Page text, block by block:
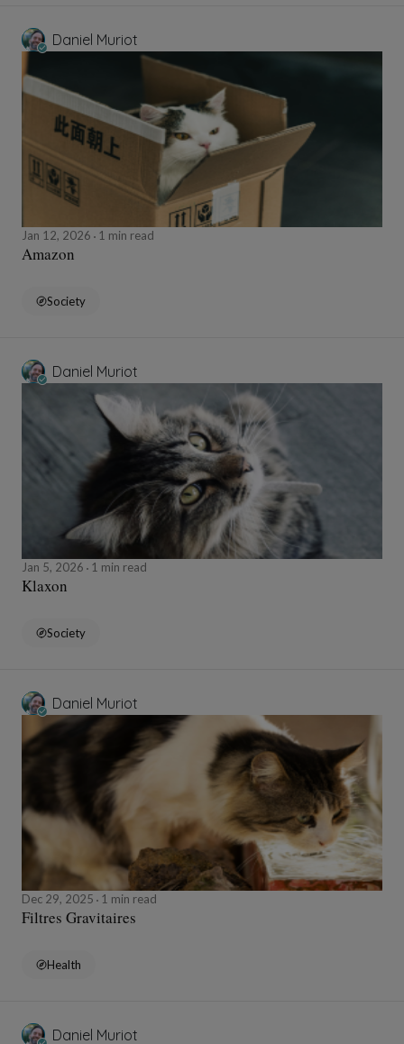
Daniel Muriot
Jan 12, 2026 1 min read
Amazon
Society
Daniel Muriot
Jan 5, 2026 1 min read
Klaxon
Society
Daniel Muriot
Dec 29, 2025 1 min read
Filtres Gravitaires
Health
Daniel Muriot